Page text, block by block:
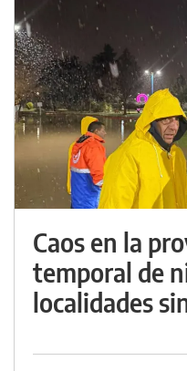
Caos en la
temporal de
localidades